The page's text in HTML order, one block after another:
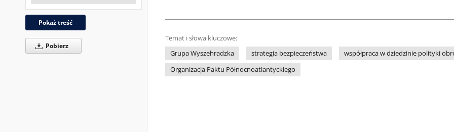
Pokaż treść
Pobierz
Temat i słowa kluczowe:
Grupa Wyszehradzka
strategia bezpieczeństwa
współpraca w dziedzinie polityki
Organizacja Paktu Północnoatlantyckiego